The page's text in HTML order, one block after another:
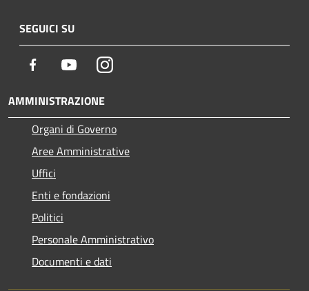
SEGUICI SU
Facebook YoutubeInstagram
AMMINISTRAZIONE
Organi di Governo
Aree Amministrative
Uffici
Enti e fondazioni
Politici
Personale Amministrativo
Documenti e dati